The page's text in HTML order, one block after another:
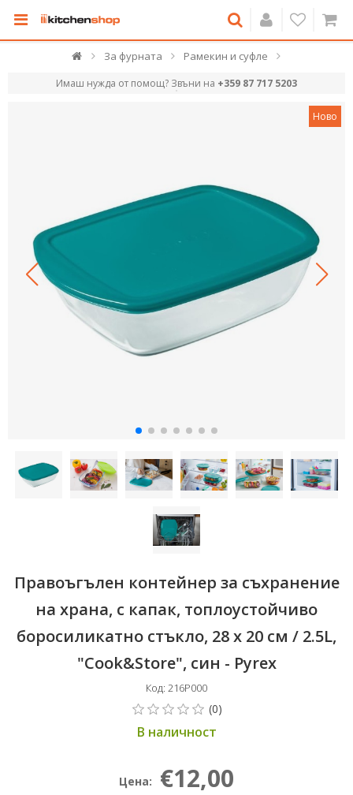
За фурната Рамекин и суфле
Имаш нужда от помощ? Звъни на +359 87 717 5203
Ново
Правоъгълен контейнер за съхранение
на храна, с капак, топлоустойчиво
боросиликатно стъкло, 28 x 20 см / 2.5L,
"Cook&Store", син - Pyrex
Код: 216P000
В наличност
Цена: €12,00